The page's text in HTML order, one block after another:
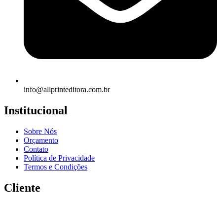
info@allprinteditora.com.br
Institucional
Sobre Nós
Orçamento
Contato
Política de Privacidade
Termos e Condições
Cliente